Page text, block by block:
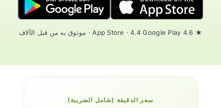
★ 4.6 App Store · 4.4 Google Play · موثوق به من قبل الآلاف
سعر الدقيقة (شامل الضريبة)